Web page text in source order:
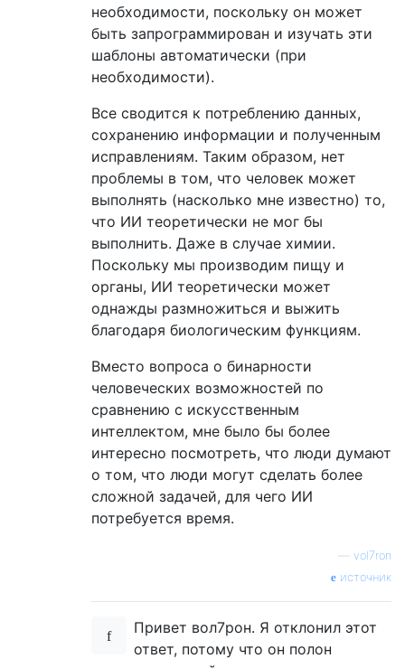
необходимости, поскольку он может
быть запрограммирован и изучать эти
шаблоны автоматически (при
необходимости).
Все сводится к потреблению данных,
сохранению информации и полученным
исправлениям. Таким образом, нет
проблемы в том, что человек может
выполнять (насколько мне известно) то,
что ИИ теоретически не мог бы
выполнить. Даже в случае химии.
Поскольку мы производим пищу и
органы, ИИ теоретически может
однажды размножиться и выжить
благодаря биологическим функциям.
Вместо вопроса о бинарности
человеческих возможностей по
сравнению с искусственным
интеллектом, мне было бы более
интересно посмотреть, что люди думают
о том, что люди могут сделать более
сложной задачей, для чего ИИ
потребуется время.
vol7ron
источник
Привет вол7рон. Я отклонил этот
ответ, потому что он полон